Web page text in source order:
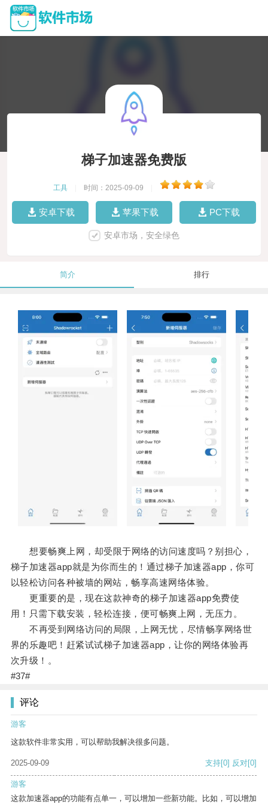
梯子加速器免费版
工具 时间：2025-09-09
安卓下载 苹果下载 PC下载
安卓市场，安全绿色
简介 排行
想要畅爽上网，却受限于网络的访问速度吗？别担心，
梯子加速器app就是为你而生的！通过梯子加速器app，你可
以轻松访问各种被墙的网站，畅享高速网络体验。
更重要的是，现在这款神奇的梯子加速器app免费使
用！只需下载安装，轻松连接，便可畅爽上网，无压力。
不再受到网络访问的局限，上网无忧，尽情畅享网络世
界的乐趣吧！赶紧试试梯子加速器app，让你的网络体验再
次升级！。
#37#
评论
游客
这款软件非常实用，可以帮助我解决很多问题。
2025-09-09 支持[0] 反对[0]
游客
这款加速器app的功能有点单一，可以增加一些新功能。比如，可以增加